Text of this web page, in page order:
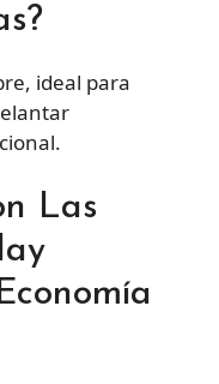
ideal para
Las